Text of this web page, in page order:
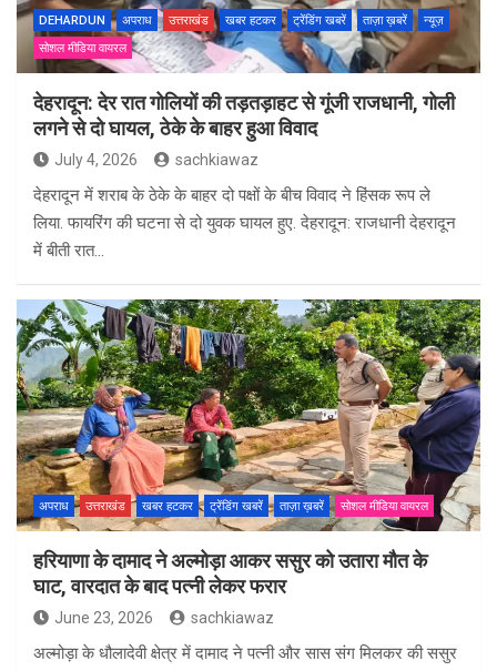
DEHARDUN अपराध उत्तराखंड खबर हटकर ट्रेंडिंग खबरें ताज़ा ख़बरें
न्यूज़
सोशल मीडिया वायरल
देहरादून: देर रात गोलियों की तड़तड़ाहट से गूंजी राजधानी, गोली
लगने से दो घायल, ठेके के बाहर हुआ विवाद
July 4, 2026 sachkiawaz
देहरादून में शराब के ठेके के बाहर दो पक्षों के बीच विवाद ने हिंसक रूप ले
लिया. फायरिंग की घटना से दो युवक घायल हुए. देहरादून: राजधानी देहरादून
में बीती रात…
अपराध उत्तराखंड खबर हटकर ट्रेंडिंग खबरें ताज़ा ख़बरें सोशल मीडिया वायरल
हरियाणा के दामाद ने अल्मोड़ा आकर ससुर को उतारा मौत के
घाट, वारदात के बाद पत्नी लेकर फरार
June 23, 2026 sachkiawaz
अल्मोड़ा के धौलादेवी क्षेत्र में दामाद ने पत्नी और सास संग मिलकर की ससुर